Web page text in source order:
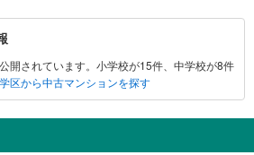
開されています。小学校が15件、中学校が8件
区から中古マンションを探す